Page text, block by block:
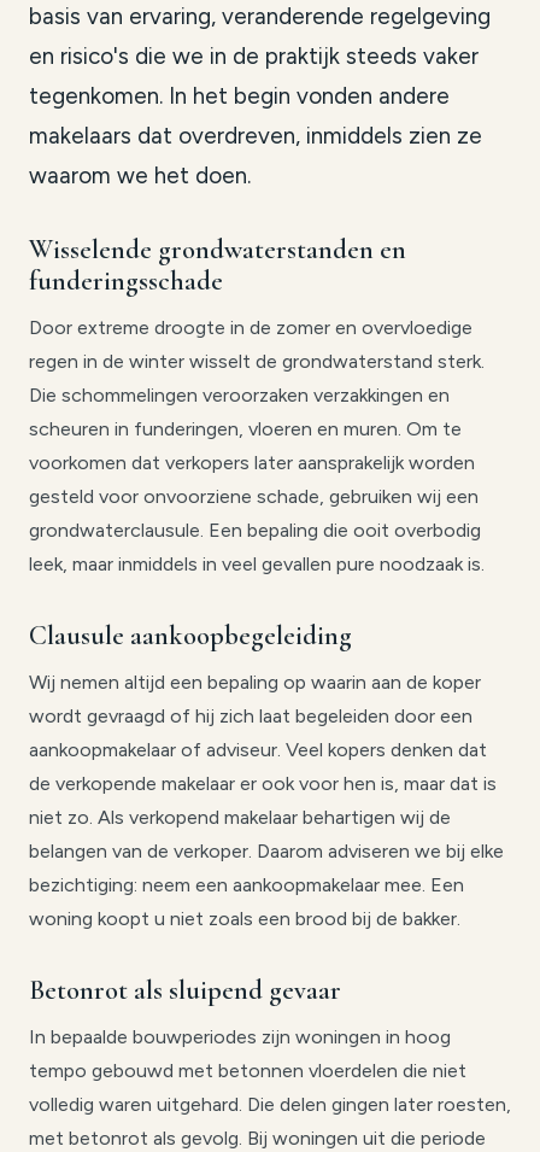
basis van ervaring, veranderende regelgeving
en risico's die we in de praktijk steeds vaker
tegenkomen. In het begin vonden andere
makelaars dat overdreven, inmiddels zien ze
waarom we het doen.
Wisselende grondwaterstanden en
funderingsschade
Door extreme droogte in de zomer en overvloedige
regen in de winter wisselt de grondwaterstand sterk.
Die schommelingen veroorzaken verzakkingen en
scheuren in funderingen, vloeren en muren. Om te
voorkomen dat verkopers later aansprakelijk worden
gesteld voor onvoorziene schade, gebruiken wij een
grondwaterclausule. Een bepaling die ooit overbodig
leek, maar inmiddels in veel gevallen pure noodzaak is.
Clausule aankoopbegeleiding
Wij nemen altijd een bepaling op waarin aan de koper
wordt gevraagd of hij zich laat begeleiden door een
aankoopmakelaar of adviseur. Veel kopers denken dat
de verkopende makelaar er ook voor hen is, maar dat is
niet zo. Als verkopend makelaar behartigen wij de
belangen van de verkoper. Daarom adviseren we bij elke
bezichtiging: neem een aankoopmakelaar mee. Een
woning koopt u niet zoals een brood bij de bakker.
Betonrot als sluipend gevaar
In bepaalde bouwperiodes zijn woningen in hoog
tempo gebouwd met betonnen vloerdelen die niet
volledig waren uitgehard. Die delen gingen later roesten,
met betonrot als gevolg. Bij woningen uit die periode